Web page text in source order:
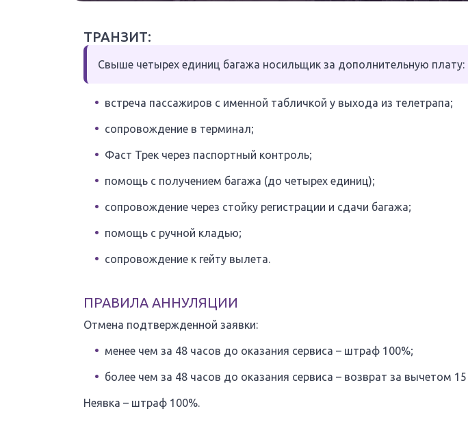
ТРАНЗИТ:
Свыше четырех единиц багажа носильщик за дополнительную плату:
встреча пассажиров с именной табличкой у выхода из телетрапа;
сопровождение в терминал;
Фаст Трек через паспортный контроль;
помощь с получением багажа (до четырех единиц);
сопровождение через стойку регистрации и сдачи багажа;
помощь с ручной кладью;
сопровождение к гейту вылета.
ПРАВИЛА АННУЛЯЦИИ
Отмена подтвержденной заявки:
менее чем за 48 часов до оказания сервиса – штраф 100%;
более чем за 48 часов до оказания сервиса – возврат за вычетом 15
Неявка – штраф 100%.